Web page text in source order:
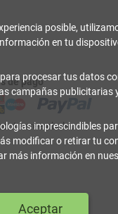
de pago
posible,
en tu
procesar tus datos
campañas publicitarias
imprescindibles
modificar o retirar tu
más información en
Aceptar